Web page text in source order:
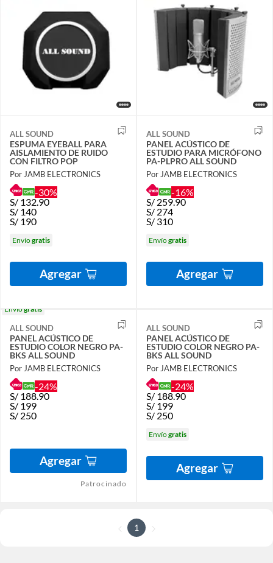
ALL SOUND
ESPUMA EYEBALL PARA
AISLAMIENTO DE RUIDO
CON FILTRO POP
Por JAMB ELECTRONICS
-30%
S/ 132.90
S/ 140
S/ 190
Envíogratis
Agregar
ALL SOUND
PANEL ACÚSTICO DE
ESTUDIO PARA MICRÓFONO
PA-PLPRO ALL SOUND
Por JAMB ELECTRONICS
-16%
S/ 259.90
S/ 274
S/ 310
Envíogratis
Agregar
Envíogratis
ALL SOUND
PANEL ACÚSTICO DE
ESTUDIO COLOR NEGRO PA-
BKS ALL SOUND
Por JAMB ELECTRONICS
-24%
S/ 188.90
S/ 199
S/ 250
Agregar
Patrocinado
ALL SOUND
PANEL ACÚSTICO DE
ESTUDIO COLOR NEGRO PA-
BKS ALL SOUND
Por JAMB ELECTRONICS
-24%
S/ 188.90
S/ 199
S/ 250
Envíogratis
Agregar
1